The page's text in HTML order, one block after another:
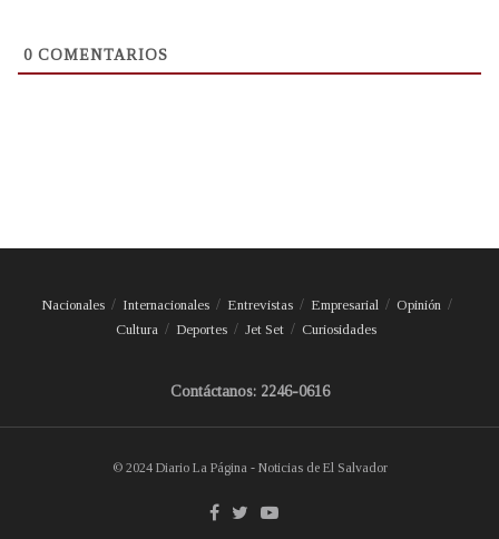
0 COMENTARIOS
Nacionales Internacionales Entrevistas Empresarial
Opinión
Cultura
Deportes Jet Set Curiosidades
Contáctanos: 2246-0616
© 2024 Diario La Página - Noticias de El Salvador